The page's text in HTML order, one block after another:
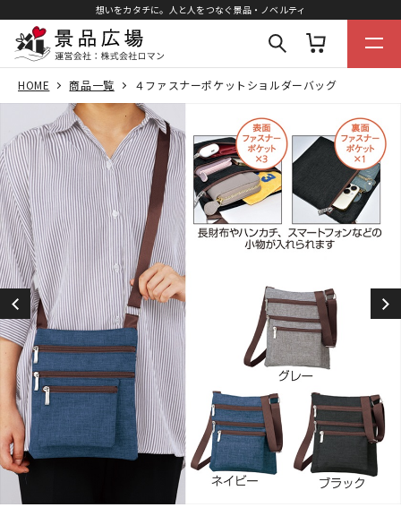
想いをカタチに。人と人をつなぐ景品・ノベルティ
HOME 商品一覧 ４ファスナーポケットショルダーバッグ